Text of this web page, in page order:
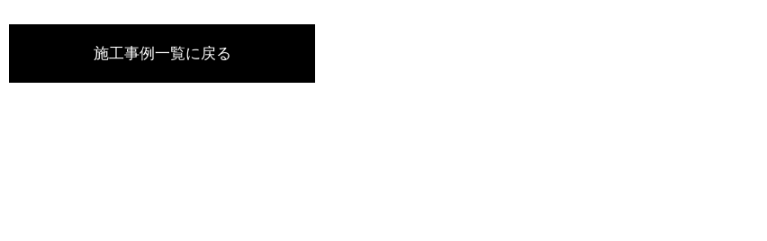
施工事例一覧に戻る